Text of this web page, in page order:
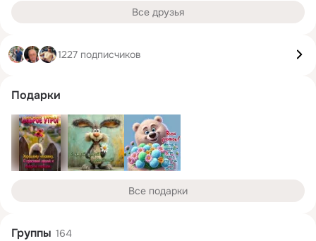
Все друзья
1227 подписчиков
Подарки
Все подарки
Группы 164